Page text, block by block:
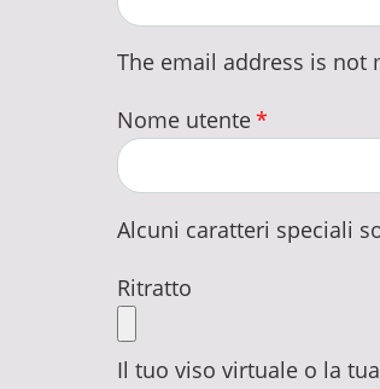
The email address is
Nome utente
Alcuni caratteri speciali
Ritratto
Il tuo viso virtuale o la